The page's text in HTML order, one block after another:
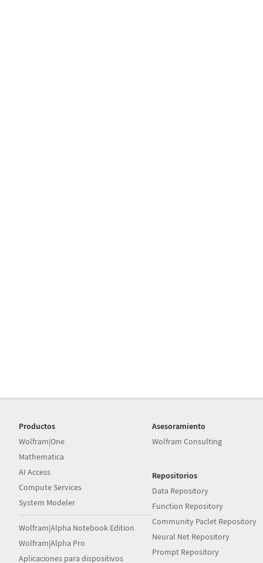
Productos
Wolfram|One
Mathematica
AI Access
Compute Services
System Modeler
Wolfram|Alpha Notebook Edition
Wolfram|Alpha Pro
Aplicaciones para dispositivos
Asesoramiento
Wolfram Consulting
Repositorios
Data Repository
Function Repository
Community Paclet Repository
Neural Net Repository
Prompt Repository